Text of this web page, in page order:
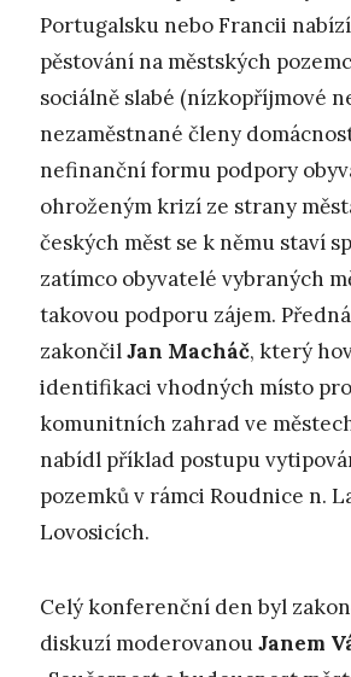
Portugalsku nebo Francii
pěstování na městských
sociálně slabé (nízkopříjmové
nezaměstnané členy
nefinanční formu podpory
ohroženým krizí ze strany
českých měst se k němu staví
zatímco obyvatelé vybraných
takovou podporu zájem.
zakončilJan Macháč, který
identifikaci vhodných místo
komunitních zahrad ve
nabídl příklad postupu
pozemků v rámci Roudnice n.
Lovosicích.
Celý konferenční den byl
diskuzí moderovanouJanem